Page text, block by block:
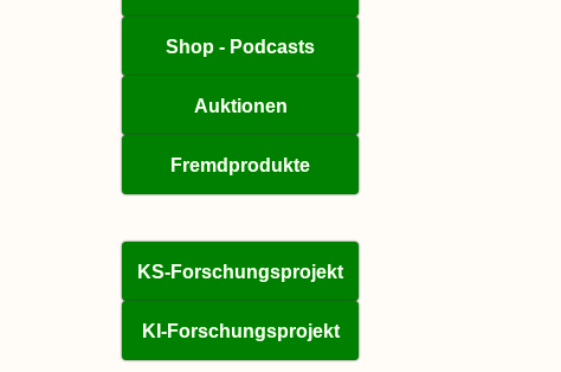
Shop - Podcasts
Auktionen
Fremdprodukte
KS-Forschungsprojekt
KI-Forschungsprojekt